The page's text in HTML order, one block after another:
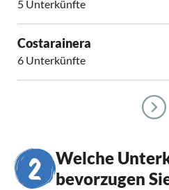
5 Unterkünfte
Costarainera
6 Unterkünfte
Welche
bevorzugen